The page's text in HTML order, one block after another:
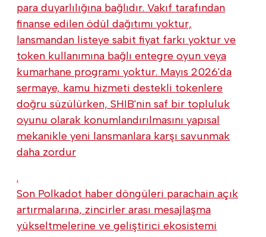
para duyarlılığına bağlıdır. Vakıf tarafından
finanse edilen ödül dağıtımı yoktur,
lansmandan listeye sabit fiyat farkı yoktur ve
token kullanımına bağlı entegre oyun veya
kumarhane programı yoktur. Mayıs 2026'da
sermaye, kamu hizmeti destekli tokenlere
doğru süzülürken, SHIB'nin saf bir topluluk
oyunu olarak konumlandırılmasını yapısal
mekanikle yeni lansmanlara karşı savunmak
daha zordur
.
Son Polkadot haber döngüleri parachain açık
artırmalarına, zincirler arası mesajlaşma
yükseltmelerine ve geliştirici ekosistemi